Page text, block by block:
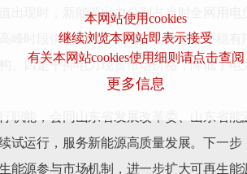
本网站使用cookies
继续浏览本网站即表示接受
有关本网站cookies使用细则请点击查阅
更多信息
现时，新能源出力分别占当时全网用电负
峰时段供电能力，保障了电力运行平稳
四是平抑电力现货市场价格，降低了电
能，会同山东省发展改革委、山东省能
试运行，服务新能源高质量发展。下一
能源参与市场机制，进一步扩大可再生能